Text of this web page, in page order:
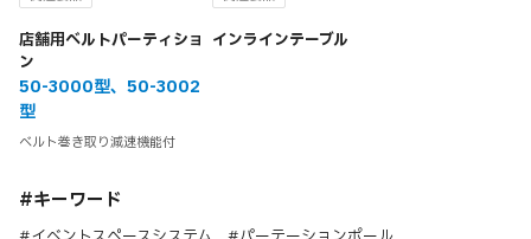
店舗用ベルトパーティショ
ン
50-3000型、50-3002
型
ベルト巻き取り減速機能付
インラインテーブル
#キーワード